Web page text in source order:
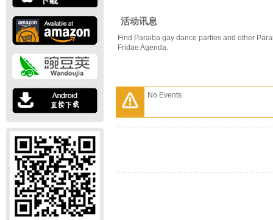
活动讯息
Find Paraiba gay dance parties and other
Fridae Agenda.
No Events